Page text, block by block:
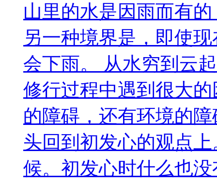
山里的水是因雨而有
另一种境界是，即使
会下雨。 从水穷到云
修行过程中遇到很大
的障碍，还有环境的
头回到初发心的观点
候。初发心时什么也